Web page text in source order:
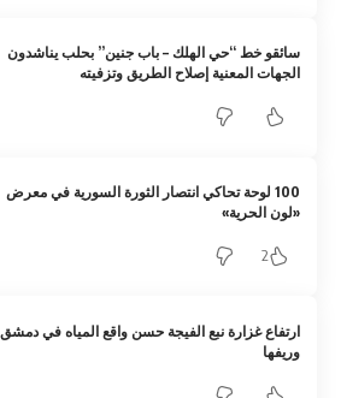
سائقو خط “حي الهلك – باب جنين” بحلب يناشدون
الجهات المعنية إصلاح الطريق وتزفيته
100 لوحة تحاكي انتصار الثورة السورية في معرض
«لون الحرية»
2
ارتفاع غزارة نبع الفيجة حسن واقع المياه في دمشق
وريفها